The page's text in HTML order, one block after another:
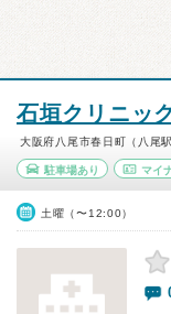
石垣クリニッ
大阪府八尾市春日町（八尾
駐車場あり マイ
土曜（〜12:00）